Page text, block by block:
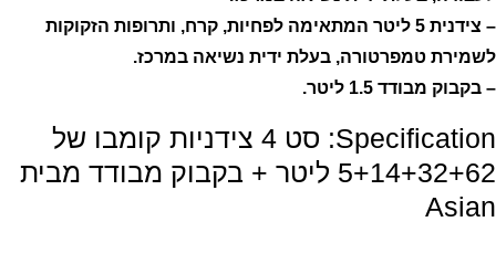
– צידנית 5 ליטר המתאימה לפחיות, קרח, ותרופות הזקוקות
לשמירת טמפרטורה, בעלת ידית נשיאה במרכז.
– בקבוק מבודד 1.5 ליטר.
Specification:
סט 4 צידניות קומבו של
5+14+32+62 ליטר + בקבוק מבודד מבית
Asian